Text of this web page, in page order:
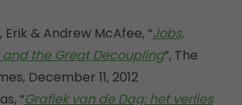
Erik & Andrew McAfee, “Jobs,
the Great Decoupling”, The
December 11, 2012
“Grafiek van de Dag: het verlies